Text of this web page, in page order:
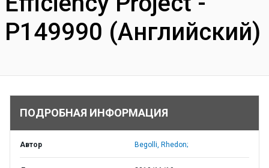
P149990 (Английский)
ПОДРОБНАЯ ИНФОРМАЦИЯ
Автор Begolli, Rhedon;